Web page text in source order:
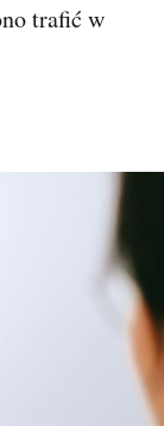
trafić w